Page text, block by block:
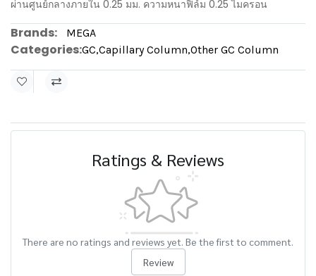
ผ่านศูนย์กลางภายใน 0.25 มม. ความหนาฟิล์ม 0.25 ไมครอน
Brands: MEGA
Categories:GC,Capillary Column,Other GC Column
Ratings & Reviews
There are no ratings and reviews yet. Be the first to comment.
Review